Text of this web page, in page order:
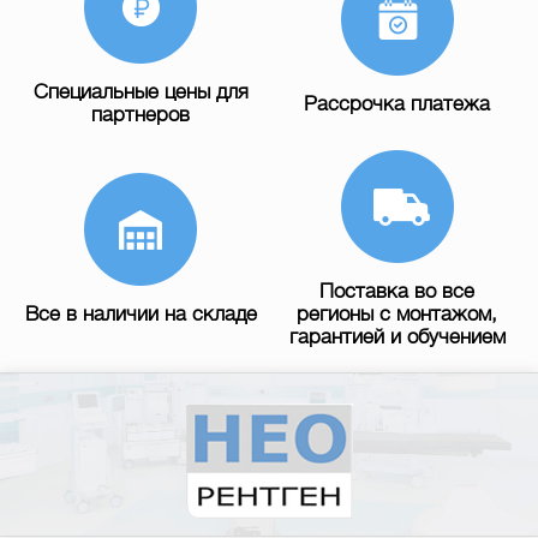
Специальные цены для
партнеров
Рассрочка платежа
Все в наличии на складе
Поставка во все
регионы с монтажом,
гарантией и обучением